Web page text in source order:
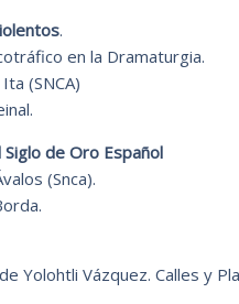
.
en la Dramaturgia.
(SNCA)
de Oro Español
(Snca).
Yolohtli Vázquez. Calles y